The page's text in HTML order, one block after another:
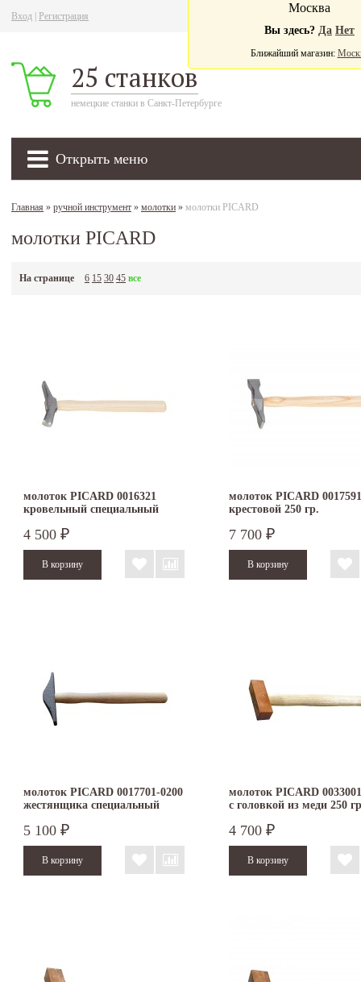
Вход Регистрация
25 станков
немецкие станки в Санкт-Петербурге
Открыть меню
Москва
Вы здесь? Да Нет
Ближайший магазин:
Главная » ручной инструмент » молотки » молотки PICARD
молотки PICARD
На странице 6 15 30 45 все
молоток PICARD 0016321
кровельный специальный
4 500 ₽
молоток PICARD 0017591
крестовой 250 гр.
7 700 ₽
молоток PICARD 0017701-0200
жестянщика специальный
5 100 ₽
молоток PICARD
с головкой из меди 250
4 700 ₽